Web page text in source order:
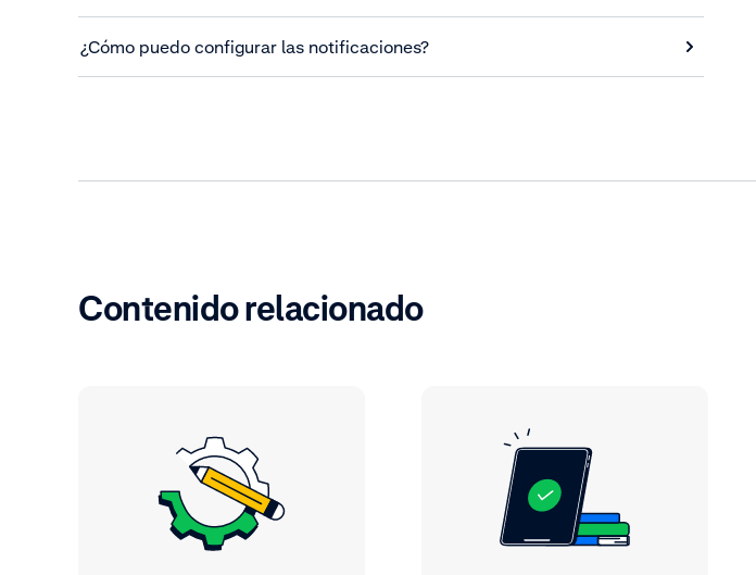
¿Cómo puedo configurar las notificaciones?
Contenido relacionado